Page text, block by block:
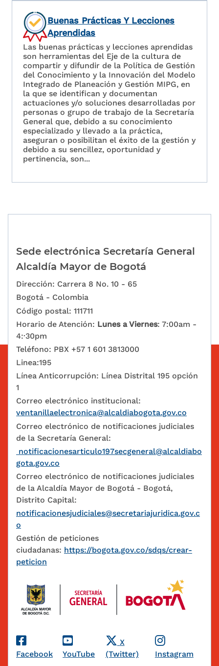
Buenas Prácticas Y Lecciones
Aprendidas
Las buenas prácticas y lecciones aprendidas
son herramientas del Eje de la cultura de
compartir y difundir de la Política de Gestión
del Conocimiento y la Innovación del Modelo
Integrado de Planeación y Gestión MIPG, en
la que se identifican y documentan
actuaciones y/o soluciones desarrolladas por
personas o grupo de trabajo de la Secretaría
General que, debido a su conocimiento
especializado y llevado a la práctica,
aseguran o posibilitan el éxito de la gestión y
debido a su sencillez, oportunidad y
pertinencia, son...
Sede electrónica Secretaría General
Alcaldía Mayor de Bogotá
Dirección: Carrera 8 No. 10 - 65
Bogotá - Colombia
Código postal: 111711
Horario de Atención: Lunes a Viernes: 7:00am -
4:·30pm
Teléfono: PBX +57 1 601 3813000
Linea:195
Línea Anticorrupción: Línea Distrital 195 opción
1
Correo electrónico institucional:
ventanillaelectronica@alcaldiabogota.gov.co
Correo electrónico de notificaciones judiciales
de la Secretaría General:
notificacionesarticulo197secgeneral@alcaldiabo
gota.gov.co
Correo electrónico de notificaciones judiciales
de la Alcaldía Mayor de Bogotá - Bogotá,
Distrito Capital:
notificacionesjudiciales@secretariajuridica.gov.c
o
Gestión de peticiones
ciudadanas: https://bogota.gov.co/sdqs/crear-
peticion
Redes Sociales
Facebook YouTube
X
(Twitter)
Instagram